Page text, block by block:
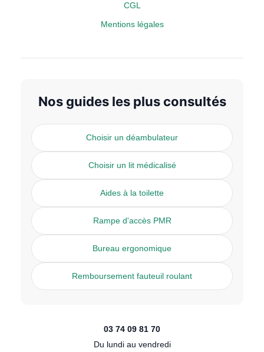
CGL
Mentions légales
Nos guides les plus consultés
Choisir un déambulateur
Choisir un lit médicalisé
Aides à la toilette
Rampe d'accès PMR
Bureau ergonomique
Remboursement fauteuil roulant
03 74 09 81 70
Du lundi au vendredi